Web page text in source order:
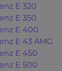
E 320
E 350
E 400
E 43 AMG
E 450
E 500